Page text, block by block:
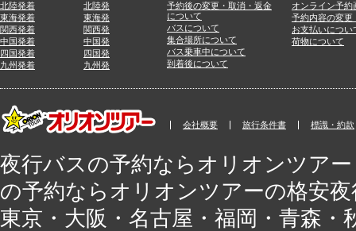
北陸発着
東海発着
関西発着
中国発着
四国発着
九州発着
北陸発
東海発
関西発
中国発
四国発
九州発
予約後の変更・取消・返金
について
バスについて
集合場所について
バス乗車中について
到着後について
オンライン予約
予約内容の変更
お支払いについ
荷物について
会社概要 旅行条件書 標識・約款
夜行バスの予約ならオリオンツア
の予約ならオリオンツアーの格安
東京・大阪・名古屋・福岡・青森